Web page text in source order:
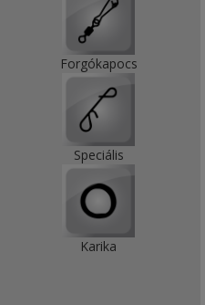
Forgókapocs
Speciális
Karika